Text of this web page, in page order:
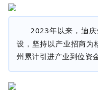
2023年以来，迪
设，坚持以产业招商为
州累计引进产业到位资